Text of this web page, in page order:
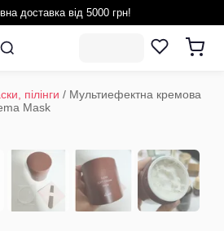
доставка від 5000 грн!
пілінги / Мультиефектна кремова
Mask